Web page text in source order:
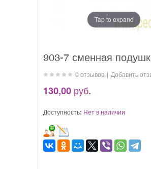
Tap to expand
903-7 сменная
0 отзывов | Добавить
130,00 руб.
Доступность: Нет в наличии